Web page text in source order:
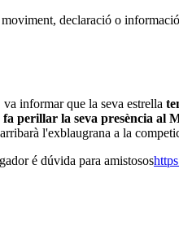
declaració o
informar que la seva estrella
fa perillar la seva presència al
l'exblaugrana a la
é dúvida para amistosos